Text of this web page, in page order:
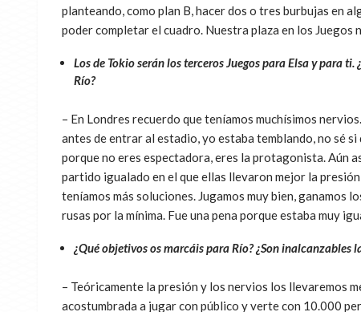
planteando, como plan B, hacer dos o tres burbujas en
poder completar el cuadro. Nuestra plaza en los
Los de Tokio serán los terceros Juegos para Elsa y para
Río?
– En Londres recuerdo que teníamos muchísimos
antes de entrar al estadio, yo estaba temblando, no sé
porque no eres espectadora, eres la protagonista. Aún
partido igualado en el que ellas llevaron mejor la
teníamos más soluciones. Jugamos muy bien,
rusas por la mínima. Fue una pena porque estaba muy
¿Qué objetivos os marcáis para Río? ¿Son inalcanzables
– Teóricamente la presión y los nervios los llevaremos
acostumbrada a jugar con público y verte con 10.000